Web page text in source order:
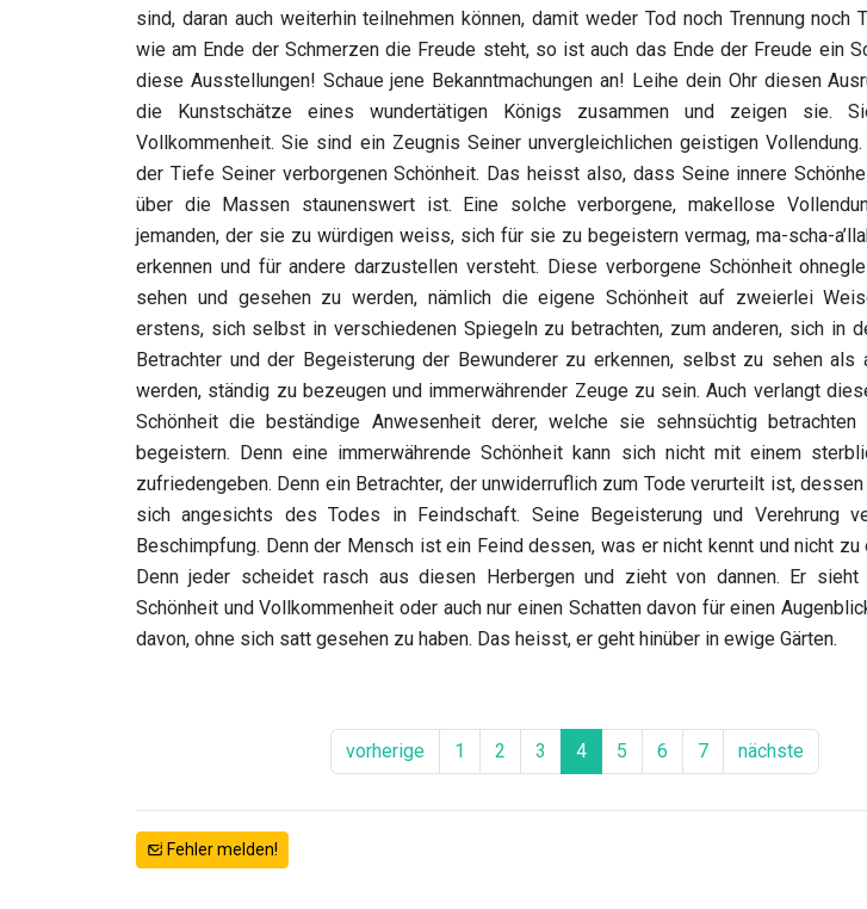
sind, daran auch weiterhin teilnehmen können, damit weder Tod noch Trennung noch
wie am Ende der Schmerzen die Freude steht, so ist auch das Ende der Freude ein
diese Ausstellungen! Schaue jene Bekanntmachungen an! Leihe dein Ohr diesen
die Kunstschätze eines wundertätigen Königs zusammen und zeigen sie.
Vollkommenheit. Sie sind ein Zeugnis Seiner unvergleichlichen geistigen
der Tiefe Seiner verborgenen Schönheit. Das heisst also, dass Seine innere
über die Massen staunenswert ist. Eine solche verborgene, makellose
jemanden, der sie zu würdigen weiss, sich für sie zu begeistern vermag, ma-scha-
erkennen und für andere darzustellen versteht. Diese verborgene Schönheit
sehen und gesehen zu werden, nämlich die eigene Schönheit auf zweierlei
erstens, sich selbst in verschiedenen Spiegeln zu betrachten, zum anderen, sich in
Betrachter und der Begeisterung der Bewunderer zu erkennen, selbst zu sehen als
werden, ständig zu bezeugen und immerwährender Zeuge zu sein. Auch verlangt
Schönheit die beständige Anwesenheit derer, welche sie sehnsüchtig
begeistern. Denn eine immerwährende Schönheit kann sich nicht mit einem
zufriedengeben. Denn ein Betrachter, der unwiderruflich zum Tode verurteilt ist,
sich angesichts des Todes in Feindschaft. Seine Begeisterung und Verehrung
Beschimpfung. Denn der Mensch ist ein Feind dessen, was er nicht kennt und nicht zu
Denn jeder scheidet rasch aus diesen Herbergen und zieht von dannen. Er
Schönheit und Vollkommenheit oder auch nur einen Schatten davon für einen
davon, ohne sich satt gesehen zu haben. Das heisst, er geht hinüber in ewige Gärten.
vorherige 1 2 3 4 5 6 7 nächste
Fehler melden!